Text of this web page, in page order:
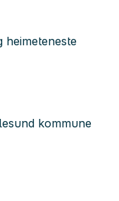
heimeteneste
kommune